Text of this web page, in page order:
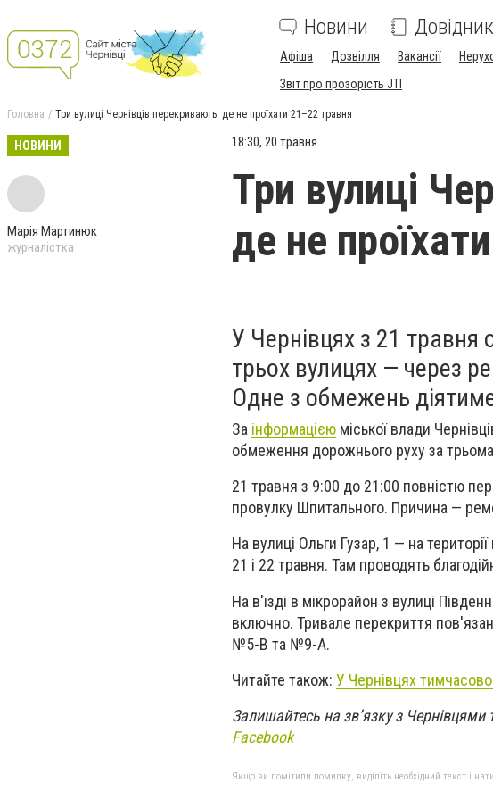
Новини Довідник
Афіша Дозвілля Вакансії
Звіт про прозорість JTI
Головна Три вулиці Чернівців перекривають: де не проїхати 21–22 травня
НОВИНИ
Марія Мартинюк
журналістка
18:30, 20 травня
Три вулиці
де не
У Чернівцях з 21
трьох вулицях — через
Одне з обмежень
За інформацією міської влади
обмеження дорожнього руху за
21 травня з 9:00 до 21:00 повністю
провулку Шпитального. Причина —
На вулиці Ольги Гузар, 1 — на
21 і 22 травня. Там проводять
На в'їзді в мікрорайон з вулиці
включно. Тривале перекриття
№5-В та №9-А.
Читайте також: У Чернівцях
Залишайтесь на зв’язку з
Facebook
Якщо ви помітили помилку, виділіть необхідний текст і